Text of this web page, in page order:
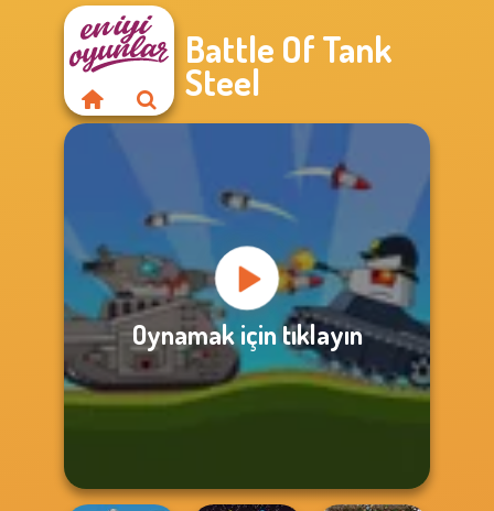
Battle Of Tank
Steel
Oynamak için tıklayın